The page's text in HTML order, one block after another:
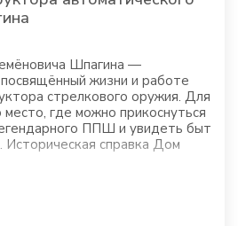
Шпагина —
жизни и работе
стрелкового оружия. Для
где можно прикоснуться
ППШ и увидеть быт
Историческая справка Дом